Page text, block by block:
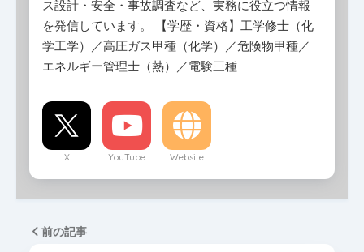
ス設計・安全・事故調査など、実務に役立つ情報
を発信しています。 【学歴・資格】工学修士（化
学工学）／高圧ガス甲種（化学）／危険物甲種／
エネルギー管理士（熱）／電験三種
X YouTube Website
前の記事